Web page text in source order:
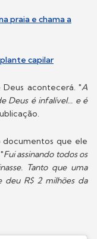
praia e chama a
capilar
acontecerá. "A
Deus é infalível... e é
documentos que ele
Fui assinando todos os
Tanto que uma
deu R$ 2 milhões da